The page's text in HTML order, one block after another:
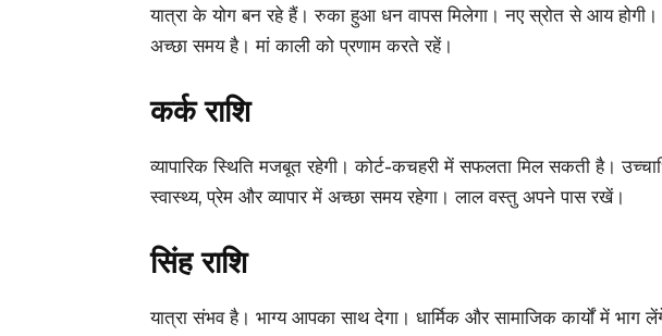
यात्रा के योग बन रहे हैं। रुका हुआ धन वापस मिलेगा। नए स्रोत से आय होगी।
अच्छा समय है। मां काली को प्रणाम करते रहें।
कर्क राशि
व्यापारिक स्थिति मजबूत रहेगी। कोर्ट-कचहरी में सफलता मिल सकती है।
स्वास्थ्य, प्रेम और व्यापार में अच्छा समय रहेगा। लाल वस्तु अपने पास रखें।
सिंह राशि
यात्रा संभव है। भाग्य आपका साथ देगा। धार्मिक और सामाजिक कार्यों में भाग